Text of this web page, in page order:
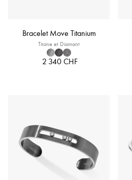
Bracelet Move Titanium
Titane et Diamant
2 340 CHF